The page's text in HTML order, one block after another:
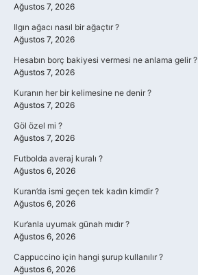
Ağustos 7, 2026
Ilgın ağacı nasıl bir ağaçtır ?
Ağustos 7, 2026
Hesabın borç bakiyesi vermesi ne anlama gelir ?
Ağustos 7, 2026
Kuranın her bir kelimesine ne denir ?
Ağustos 7, 2026
Göl özel mi ?
Ağustos 7, 2026
Futbolda averaj kuralı ?
Ağustos 6, 2026
Kuran’da ismi geçen tek kadın kimdir ?
Ağustos 6, 2026
Kur’anla uyumak günah mıdır ?
Ağustos 6, 2026
Cappuccino için hangi şurup kullanılır ?
Ağustos 6, 2026